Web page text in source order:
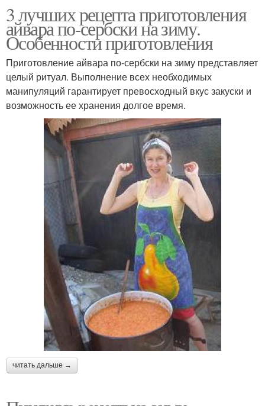
3 лучших рецепта приготовления
айвара по-сербски на зиму.
Особенности приготовления
Приготовление айвара по-сербски на зиму представляет
целый ритуал. Выполнение всех необходимых
манипуляций гарантирует превосходный вкус закуски и
возможность ее хранения долгое время.
читать дальше →